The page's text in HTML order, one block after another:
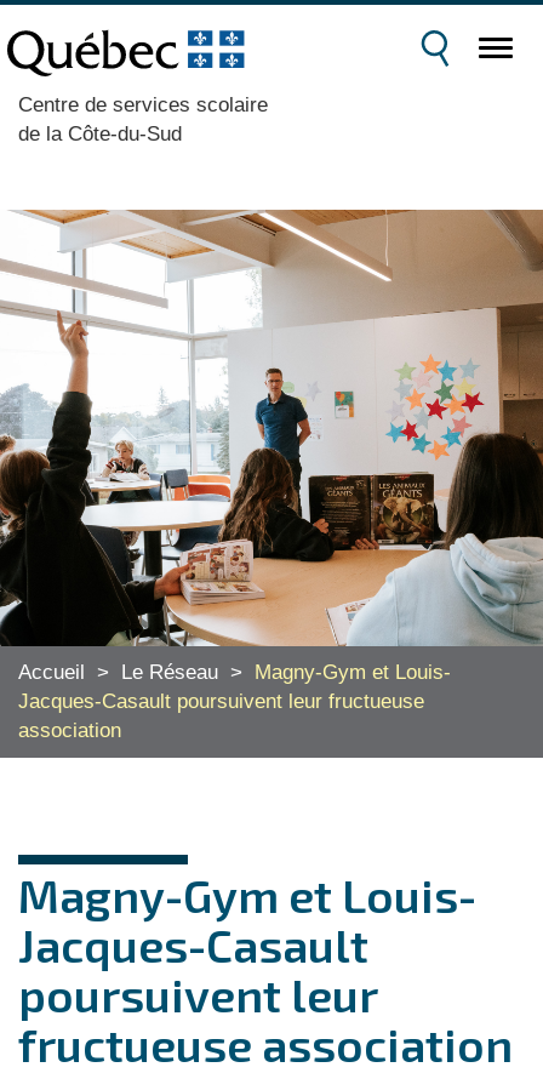
Centre de services scolaire
de la Côte-du-Sud
Accueil > Le Réseau >
Magny-Gym et Louis-
Jacques-Casault poursuivent leur fructueuse
association
Magny-Gym et Louis-
Jacques-Casault
poursuivent leur
fructueuse association